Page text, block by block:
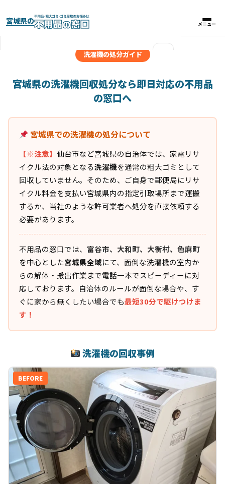
宮城県の メニュー
実績紹介
料金比較表
お客様の声
よくある質問
対応エリア
洗濯機の処分ガイド
宮城県の洗濯機回収処分なら即日対応の不用品
の窓口へ
宮城県での洗濯機の処分について
【※注意】 仙台市など宮城県の自治体では、家電リサ
イクル法の対象となる洗濯機を通常の粗大ゴミとして
回収していません。そのため、ご自身で郵便局にリサ
イクル料金を支払い宮城県内の指定引取場所まで運搬
するか、当社のような許可業者へ処分を直接依頼する
必要があります。
不用品の窓口では、 富谷市、大和町、大衡村、色麻町
を中心とした宮城県全域にて、面倒な洗濯機の室内か
らの解体・搬出作業まで電話一本でスピーディーに対
応しております。自治体のルールが面倒な場合や、す
ぐに家から無くしたい場合でも最短30分で駆けつけま
す！
洗濯機の回収事例
BEFORE